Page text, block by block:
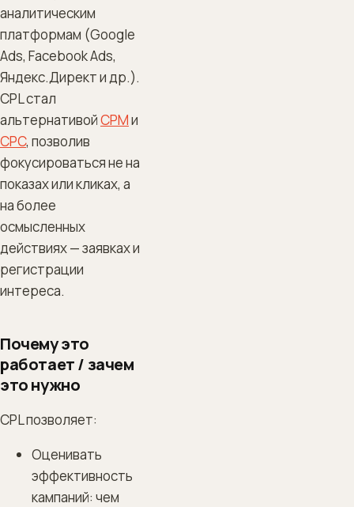
аналитическим
платформам (Google
Ads, Facebook Ads,
Яндекс.Директ и др.).
CPL стал
альтернативойCPMи
CPC, позволив
фокусироваться не на
показах или кликах, а
на более
осмысленных
действиях — заявках и
регистрации
интереса.
Почему это
работает / зачем
это нужно
CPL позволяет:
Оценивать
эффективность
кампаний: чем